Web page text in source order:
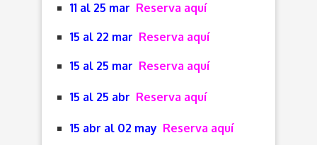
11 al 25 mar Reserva aquí
15 al 22 mar Reserva aquí
15 al 25 mar Reserva aquí
15 al 25 abr Reserva aquí
15 abr al 02 may Reserva aquí